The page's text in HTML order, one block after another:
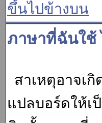
ขึ้นไปข้างบน
ภาษาที่ฉันใช้
สาเหตุอาจเ
แปลบอร์ดให้เ